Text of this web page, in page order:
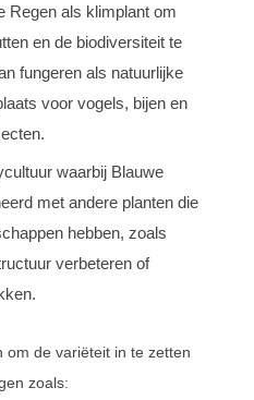
Regen als klimplant om
en de biodiversiteit te
fungeren als natuurlijke
voor vogels, bijen en
waarbij Blauwe
met andere planten die
hebben, zoals
verbeteren of
om de variëteit in te zetten
zoals: